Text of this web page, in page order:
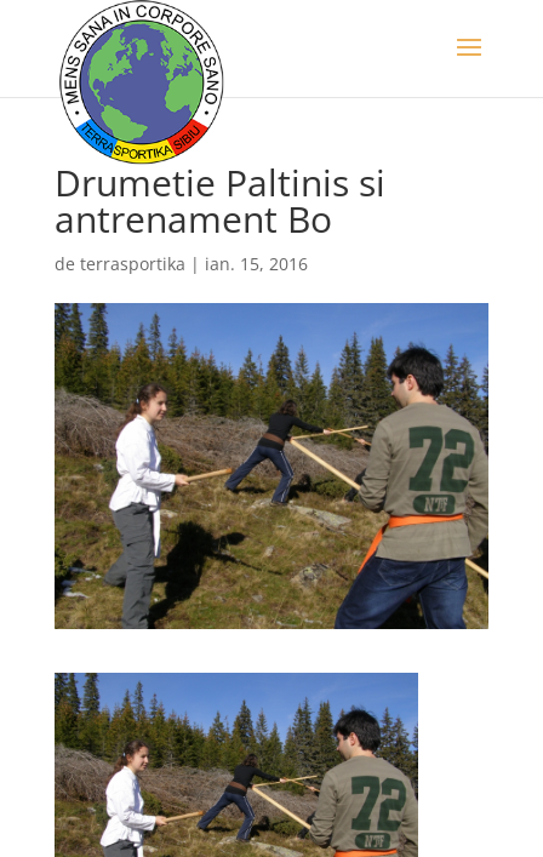
Drumetie Paltinis si
antrenament Bo
de terrasportika | ian. 15, 2016